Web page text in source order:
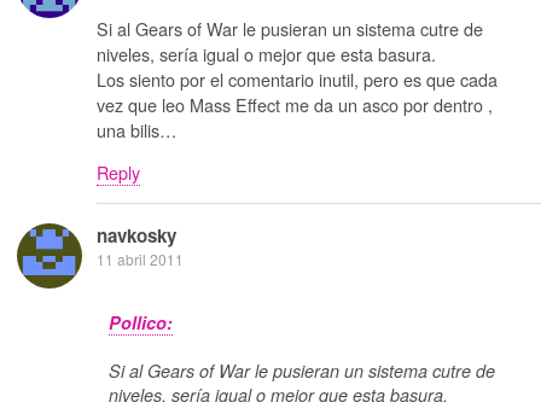
Si al Gears of War le pusieran un sistema cutre de
niveles, sería igual o mejor que esta basura.
Los siento por el comentario inutil, pero es que cada
vez que leo Mass Effect me da un asco por dentro ,
una bilis…
Reply
navkosky
11 abril 2011
Pollico:
Si al Gears of War le pusieran un sistema cutre de
niveles, sería igual o mejor que esta basura.